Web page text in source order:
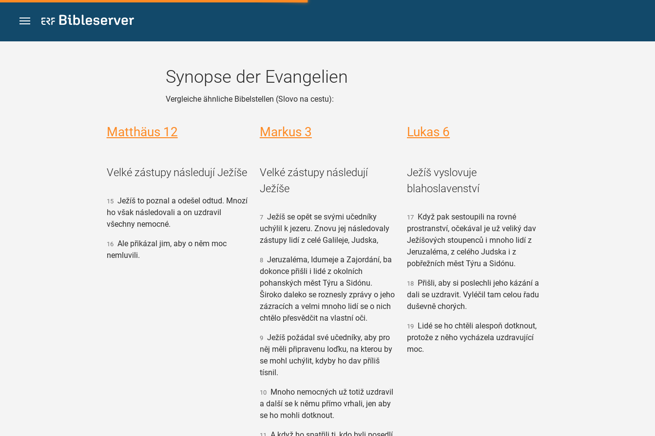
Zum Inhalt springen
Synopse der Evangelien
Vergleiche ähnliche Bibelstellen (Slovo na cestu):
Matthäus 12
Velké zástupy následují Ježíše
15Ježíš to poznal a odešel odtud. Mnozí
ho však následovali a on uzdravil
všechny nemocné.
16Ale přikázal jim, aby o něm moc
nemluvili.
Markus 3
Velké zástupy následují
Ježíše
7Ježíš se opět se svými učedníky
uchýlil k jezeru. Znovu jej následovaly
zástupy lidí z celé Galileje, Judska,
8Jeruzaléma, Idumeje a Zajordání, ba
dokonce přišli i lidé z okolních
pohanských měst Týru a Sidónu.
Široko daleko se roznesly zprávy o jeho
zázracích a velmi mnoho lidí se o nich
chtělo přesvědčit na vlastní oči.
9Ježíš požádal své učedníky, aby pro
něj měli připravenu loďku, na kterou by
se mohl uchýlit, kdyby ho dav příliš
tísnil.
10Mnoho nemocných už totiž uzdravil
a další se k němu přímo vrhali, jen aby
se ho mohli dotknout.
Lukas 6
Ježíš vyslovuje
blahoslavenství
17 Když pak sestoupili na rovné
prostranství, očekával je už veliký dav
Ježíšových stoupenců i mnoho lidí z
Jeruzaléma, z celého Judska i z
pobřežních měst Týru a Sidónu.
18 Přišli, aby si poslechli jeho kázání a
dali se uzdravit. Vyléčil tam celou řadu
duševně chorých.
19 Lidé se ho chtěli alespoň dotknout,
protože z něho vycházela uzdravující
moc.